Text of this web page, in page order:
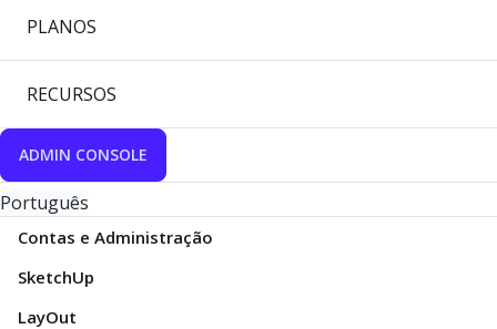
PLANOS
RECURSOS
ADMIN CONSOLE
Português
Contas e Administração
SketchUp
LayOut